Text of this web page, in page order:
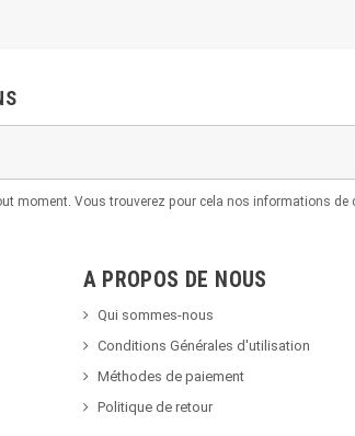
moment. Vous trouverez pour cela nos informations
A PROPOS DE NOUS
Qui sommes-nous
Conditions Générales d'utilisation
Méthodes de paiement
Politique de retour